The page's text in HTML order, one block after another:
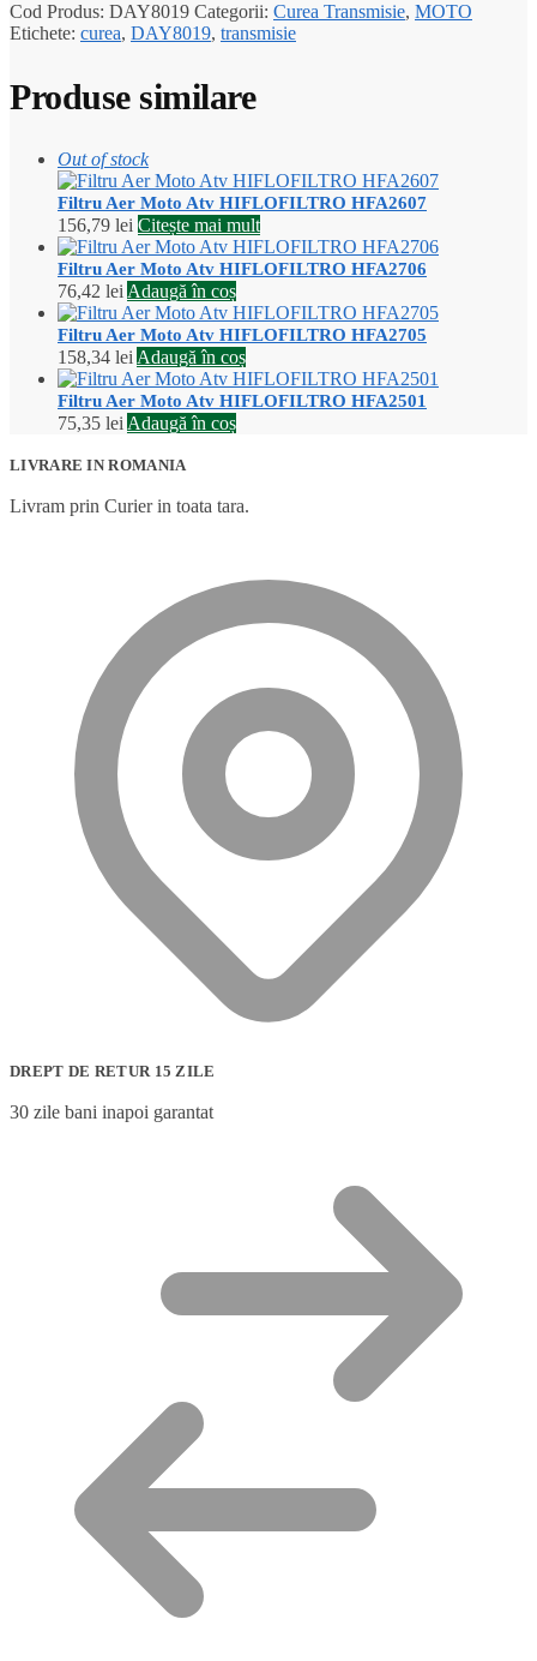
Cod Produs: DAY8019 Categorii: Curea Transmisie, MOTO
Etichete: curea, DAY8019, transmisie
Produse similare
Out of stock
Filtru Aer Moto Atv HIFLOFILTRO HFA2607
156,79 lei Citește mai mult
Filtru Aer Moto Atv HIFLOFILTRO HFA2706
76,42 lei Adaugă în coș
Filtru Aer Moto Atv HIFLOFILTRO HFA2705
158,34 lei Adaugă în coș
Filtru Aer Moto Atv HIFLOFILTRO HFA2501
75,35 lei Adaugă în coș
LIVRARE IN ROMANIA
Livram prin Curier in toata tara.
DREPT DE RETUR 15 ZILE
30 zile bani inapoi garantat